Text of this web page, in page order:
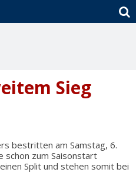
Sieg
bestritten am Samstag, 6.
schon zum Saisonstart
Split und stehen somit bei